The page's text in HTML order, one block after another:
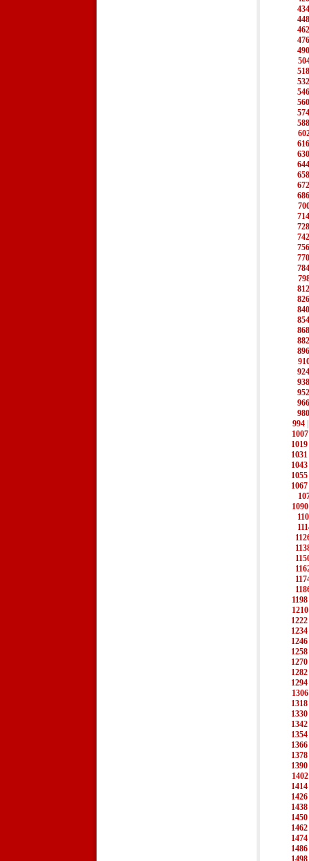
434
448
462
476
490
518
532
546
560
574
588
616
630
644
658
672
686
714
728
742
756
770
784
812
826
840
854
868
882
896
924
938
952
966
980
994
1007
1019
1031
1043
1055
1067
1090
1198
1210
1222
1234
1246
1258
1270
1282
1294
1306
1318
1330
1342
1354
1366
1378
1390
1402
1414
1426
1438
1450
1462
1474
1486
1498